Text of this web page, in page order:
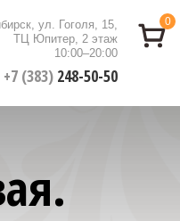
ул. Гоголя, 15,
ТЦ Юпитер, 2 этаж
10:00–20:00
+7 (383) 248-50-50
0